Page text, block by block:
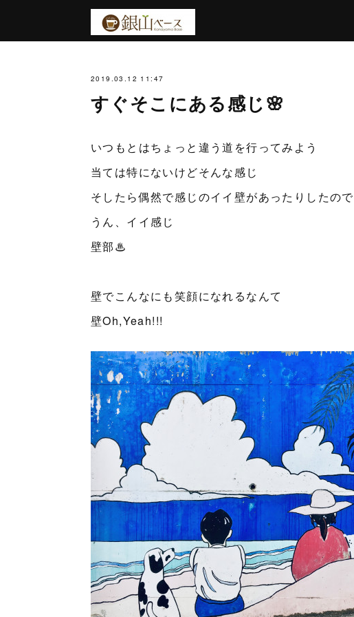
2019.03.12 11:47
すぐそこにある感じ🌸
いつもとはちょっと違う道を行ってみよう
当ては特にないけどそんな感じ
そしたら偶然で感じのイイ壁があったりしたので
うん、イイ感じ
壁部♨︎
壁でこんなにも笑顔になれるなんて
壁Oh,Yeah!!!